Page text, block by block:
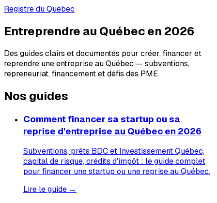
Registre du Québec
Entreprendre au Québec en 2026
Des guides clairs et documentés pour créer, financer et
reprendre une entreprise au Québec — subventions,
repreneuriat, financement et défis des PME.
Nos guides
Comment financer sa startup ou sa
reprise d'entreprise au Québec en 2026
Subventions, prêts BDC et Investissement Québec,
capital de risque, crédits d'impôt : le guide complet
pour financer une startup ou une reprise au Québec.
Lire le guide →